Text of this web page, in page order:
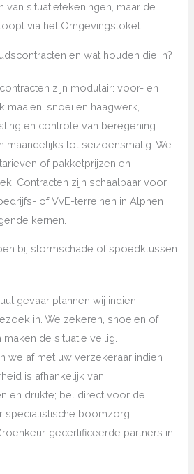
situatietekeningen, maar de
via het Omgevingsloket.
en wat houden die in?
zijn modulair: voor- en
maaien, snoei en haagwerk,
en controle van beregening.
maandelijks tot seizoensmatig. We
of pakketprijzen en
Contracten zijn schaalbaar voor
of VvE-terreinen in Alphen
kernen.
bij stormschade of spoedklussen
gevaar plannen wij indien
in. We zekeren, snoeien of
de situatie veilig.
we af met uw verzekeraar indien
is afhankelijk van
en drukte; bel direct voor de
specialistische boomzorg
gecertificeerde partners in